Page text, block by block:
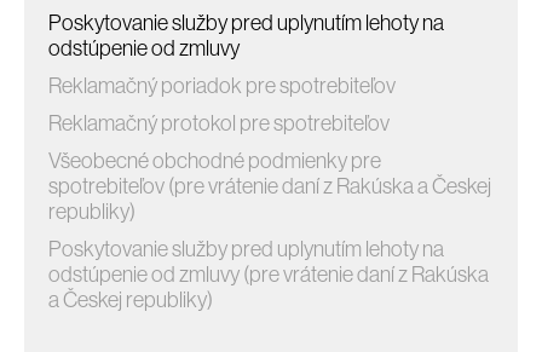
Poskytovanie služby pred uplynutím lehoty na
odstúpenie od zmluvy
Reklamačný poriadok pre spotrebiteľov
Reklamačný protokol pre spotrebiteľov
Všeobecné obchodné podmienky pre
spotrebiteľov (pre vrátenie daní z Rakúska a Českej
republiky)
Poskytovanie služby pred uplynutím lehoty na
odstúpenie od zmluvy (pre vrátenie daní z Rakúska
a Českej republiky)